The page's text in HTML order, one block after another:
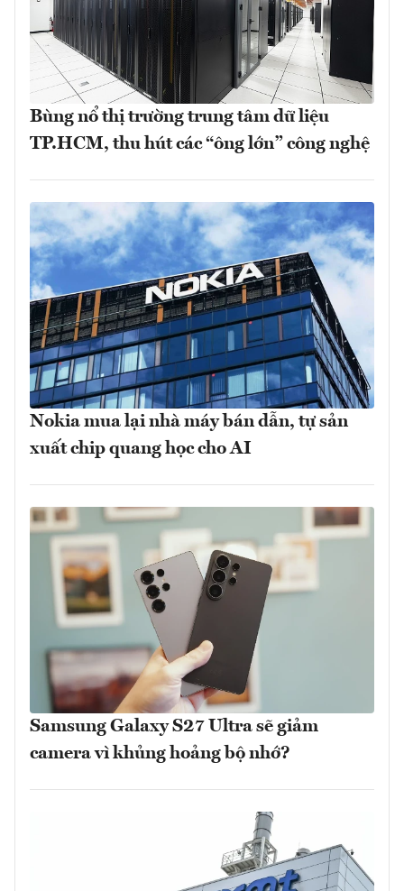
Bùng nổ thị trường trung tâm dữ liệu
TP.HCM, thu hút các “ông lớn” công nghệ
Nokia mua lại nhà máy bán dẫn, tự sản
xuất chip quang học cho AI
Samsung Galaxy S27 Ultra sẽ giảm
camera vì khủng hoảng bộ nhớ?